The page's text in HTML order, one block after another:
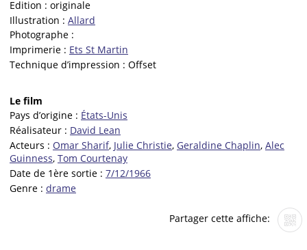
Edition : originale
Illustration : Allard
Photographe :
Imprimerie : Ets St Martin
Technique d’impression : Offset
Le film
Pays d’origine : États-Unis
Réalisateur : David Lean
Acteurs : Omar Sharif, Julie Christie, Geraldine Chaplin, Alec
Guinness, Tom Courtenay
Date de 1ère sortie : 7/12/1966
Genre : drame
Partager cette affiche: